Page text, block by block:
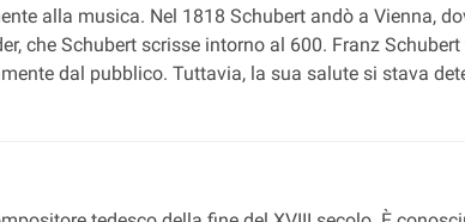
alla musica. Nel 1818 Schubert andò a Vienna,
che Schubert scrisse intorno al 600. Franz
dal pubblico. Tuttavia, la sua salute si stava